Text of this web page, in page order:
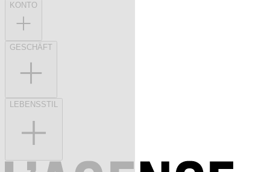
KONTO
GESCHÄFT
LEBENSSTIL